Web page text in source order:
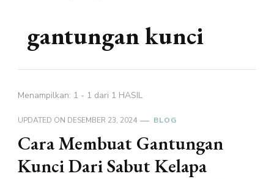
gantungan kunci
Menampilkan: 1 - 1 dari 1 HASIL
UPDATED ON DESEMBER 23, 2024 BLOG
Cara Membuat Gantungan
Kunci Dari Sabut Kelapa